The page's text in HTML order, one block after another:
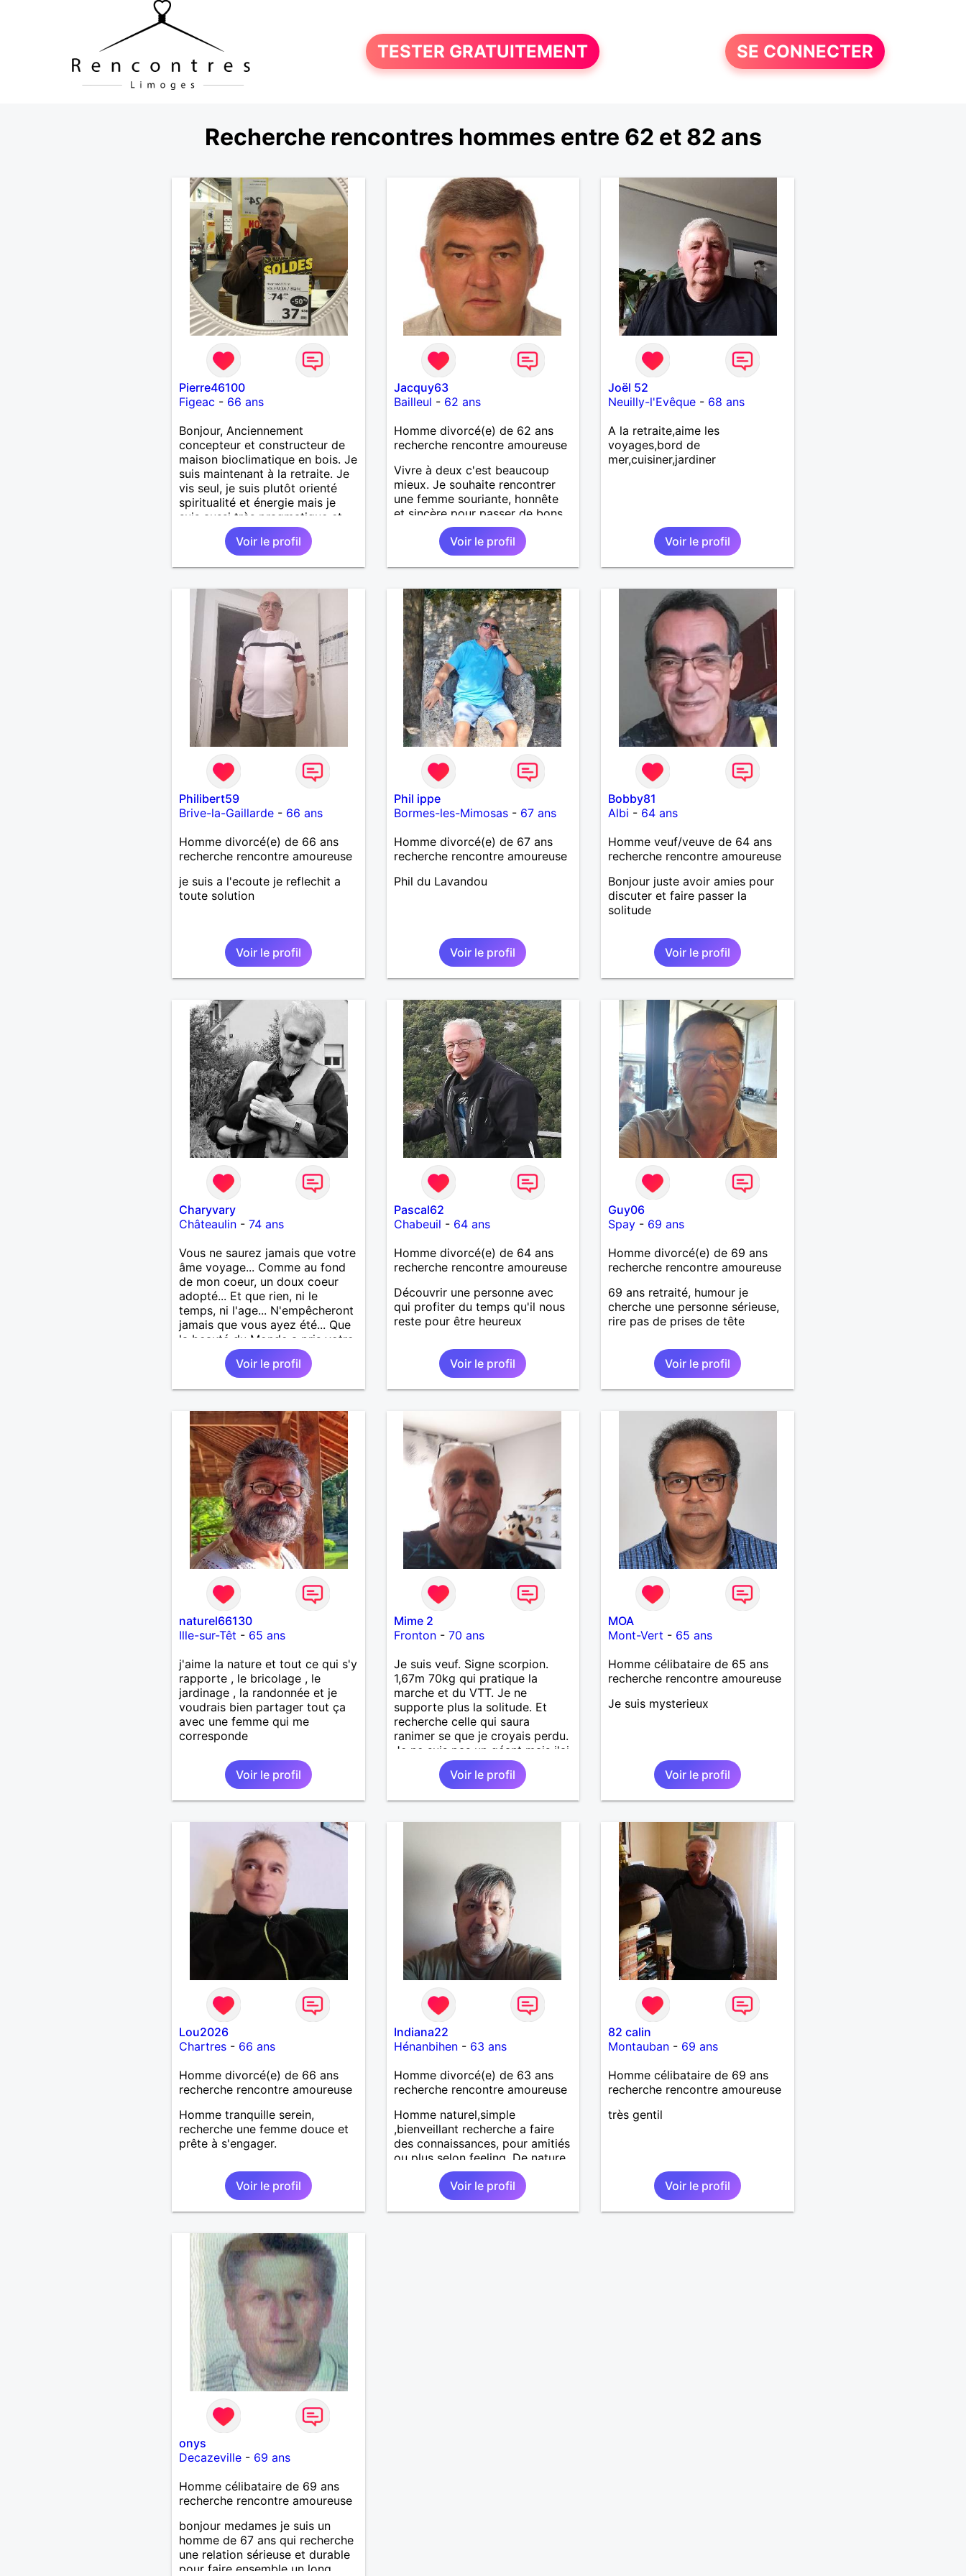
TESTER GRATUITEMENT SE CONNECTER
Recherche rencontres hommes entre 62 et 82 ans
Pierre46100
Figeac - 66 ans
Bonjour, Anciennement
concepteur et constructeur de
maison bioclimatique en bois. Je
suis maintenant à la retraite. Je
vis seul, je suis plutôt orienté
spiritualité et énergie mais je
suis aussi très pragmatique et
un très bon bricoleur. J’aime la
douceur, la sensualité, le
partage . Je ne suis pas dans le
souhaite rencontrer une
personne pour partager,
expérimenté, découvrir
ensemble et se soutenir
mutuellement pour devenir le
meilleur de soi-même et
rayonner l'amour. Je vis
actuellement dans le Lot mais je
compte m'installer à nouveau à
l'ile de la Réunion avant la fin
2026. Pierre
Voir le profil
Jacquy63
Bailleul - 62 ans
Homme divorcé(e) de 62 ans
recherche rencontre amoureuse
Vivre à deux c'est beaucoup
mieux. Je souhaite rencontrer
une femme souriante, honnête
et sincère pour passer de bons
moments, qui aime plaisanter, se
balader et partager, je le
souhaite, notre complicité.
J'aime beaucoup les chantiers
se relaxer, se détendre et
finalement prendre du bon
temps. C'est difficile de tout
dire en quelques lignes. En
revanche, vous pouvez me
contacter pour avoir plus
d'informations. A bientôt
Voir le profil
Joël 52
Neuilly-l'Evêque - 68 ans
A la retraite,aime les
voyages,bord de
mer,cuisiner,jardiner
Voir le profil
Philibert59
Brive-la-Gaillarde- 66 ans
Homme divorcé(e) de 66 ans
recherche rencontre amoureuse
je suis a l'ecoute je reflechit a
toute solution
Voir le profil
Phil ippe
Bormes-les-Mimosas- 67 ans
Homme divorcé(e) de 67 ans
recherche rencontre amoureuse
Phil du Lavandou
Voir le profil
Bobby81
Albi - 64 ans
Homme veuf/veuve de 64 ans
recherche rencontre amoureuse
Bonjour juste avoir amies pour
discuter et faire passer la
solitude
Voir le profil
Charyvary
Châteaulin- 74 ans
Vous ne saurez jamais que votre
âme voyage... Comme au fond
de mon coeur, un doux coeur
adopté... Et que rien, ni le
temps, ni l'age... N'empêcheront
jamais que vous ayez été... Que
la beauté du Monde a pris votre
visage... Vous ne saurez jamais
que j’emporte votre âme...
Comme une lampe d’or qui
Voir le profil
Pascal62
Chabeuil - 64 ans
Homme divorcé(e) de 64 ans
recherche rencontre amoureuse
Découvrir une personne avec
qui profiter du temps qu'il nous
reste pour être heureux
Voir le profil
Guy06
Spay - 69 ans
Homme divorcé(e) de 69 ans
recherche rencontre amoureuse
69 ans retraité, humour je
cherche une personne sérieuse,
rire pas de prises de tête
Voir le profil
naturel66130
Ille-sur-Têt - 65 ans
j'aime la nature et tout ce qui s'y
rapporte , le bricolage , le
jardinage , la randonnée et je
voudrais bien partager tout ça
avec une femme qui me
corresponde
Voir le profil
Mime 2
Fronton- 70 ans
Je suis veuf. Signe scorpion.
1,67m 70kg qui pratique la
marche et du VTT. Je ne
supporte plus la solitude. Et
recherche celle qui saura
ranimer se que je croyais perdu.
Je ne suis pas un géant mais j'ai
un gros coeur. Je supporte pas
le mensonge l'hypocrisie. J'aime
la franchise et l'honnêteté. Les
contacter moi.
Voir le profil
MOA
Mont-Vert - 65 ans
Homme célibataire de 65 ans
recherche rencontre amoureuse
Je suis mysterieux
Voir le profil
Lou2026
Chartres- 66 ans
Homme divorcé(e) de 66 ans
recherche rencontre amoureuse
Homme tranquille serein,
recherche une femme douce et
prête à s'engager.
Voir le profil
Indiana22
Hénanbihen- 63 ans
Homme divorcé(e) de 63 ans
recherche rencontre amoureuse
Homme naturel,simple
,bienveillant recherche a faire
des connaissances, pour amitiés
ou plus selon feeling. De nature
très câline et très tactile ,je suis
fidèle et sincère.,et très
respectueux ! Je ne supporte
pas le mensonge.Rien ne vaut
Voir le profil
82 calin
Montauban - 69 ans
Homme célibataire de 69 ans
recherche rencontre amoureuse
très gentil
Voir le profil
onys
Decazeville- 69 ans
Homme célibataire de 69 ans
recherche rencontre amoureuse
bonjour medames je suis un
homme de 67 ans qui recherche
une relation sérieuse et durable
pour faire ensemble un long